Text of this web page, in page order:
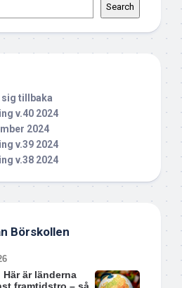
Search
tillbaka
v.40 2024
2024
v.39 2024
v.38 2024
Börskollen
är länderna
framtidstro – så